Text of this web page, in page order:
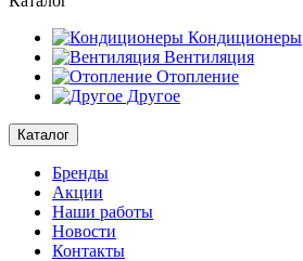
Кондиционеры
Вентиляция
Отопление
Другое
Каталог
Бренды
Акции
Наши работы
Новости
Контакты